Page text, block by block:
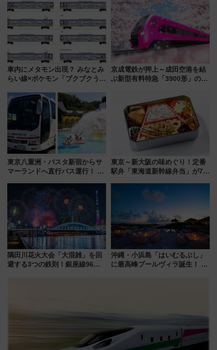
ーン始まる 条件は「夏の国内
線に2回搭乗」
ー！ 注目の編成やデザインまと
め
車内にメタモン出現？ みなとみ
らい線×ポケモン「ブクブクうみ
行開始に！ この夏は直通列車で
横浜へ！
京成電鉄が押上～成田空港を結
ぶ新型有料特急「3900形」のコ
東京八重洲・バスタ新宿からサ
マーランドへ直行バス運行！ お
推し活を楽しもう！（2026年
8/1～31）
東京～新大阪の味めぐり！定番
駅弁「東海道新幹線弁当」が7月
隅田川花火大会「大混雑」を回
避する3つの鉄則！銀座線96本
沖縄・小浜島「はいむるぶし」
に最高峰プールヴィラ誕生！ 石